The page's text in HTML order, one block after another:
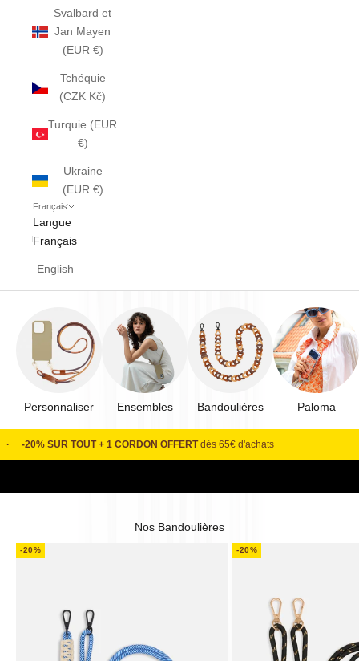
Svalbard et
Jan Mayen
(EUR €)
Tchéquie
(CZK Kč)
Turquie (EUR
€)
Ukraine
(EUR €)
Français
Langue
Français
English
Personnaliser Ensembles Bandoulières Paloma
· -20% SUR TOUT + 1 CORDON OFFERTdès 65€ d'achats
J'en profite
Nos Bandoulières
-20% -20%